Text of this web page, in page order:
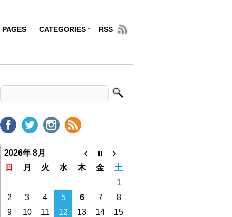
PAGES CATEGORIES RSS
2026年 8月
日
月 火 水 木 金
土
1
2
3 4 5 6 7
8
9
10 11 12 13 14
15